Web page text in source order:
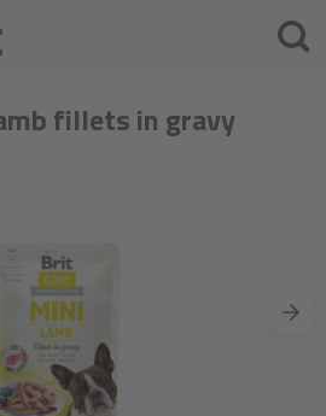
fillets in gravy